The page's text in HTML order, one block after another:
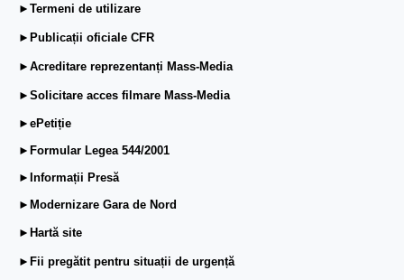
►Termeni de utilizare
►Publicații oficiale CFR
►Acreditare reprezentanți Mass-Media
►Solicitare acces filmare Mass-Media
►ePetiție
►Formular Legea 544/2001
►Informații Presă
►Modernizare Gara de Nord
►Hartă site
►Fii pregătit pentru situații de urgență